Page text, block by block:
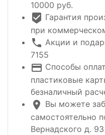
10000 руб.
Гарантия
при
Акции и
7155
Способы
пластиковые
безналичный
Вы можете
самостоятельно
Вернадского д.